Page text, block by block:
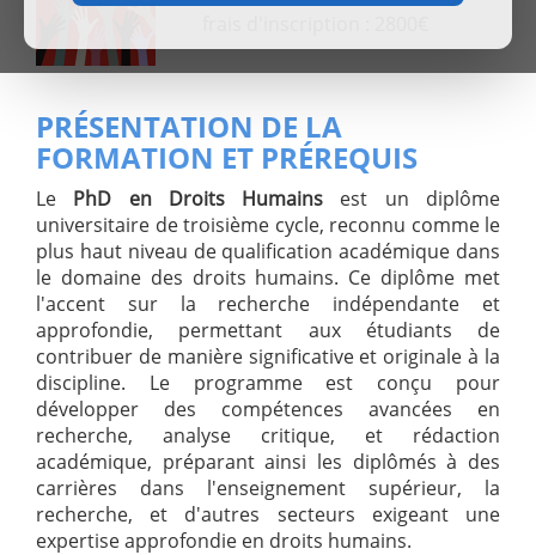
PRÉSENTATION DE LA
FORMATION ET PRÉREQUIS
Le PhD en Droits Humains est un diplôme
universitaire de troisième cycle, reconnu comme le
plus haut niveau de qualification académique dans
le domaine des droits humains. Ce diplôme met
l'accent sur la recherche indépendante et
approfondie, permettant aux étudiants de
contribuer de manière significative et originale à la
discipline. Le programme est conçu pour
développer des compétences avancées en
recherche, analyse critique, et rédaction
académique, préparant ainsi les diplômés à des
carrières dans l'enseignement supérieur, la
recherche, et d'autres secteurs exigeant une
expertise approfondie en droits humains.